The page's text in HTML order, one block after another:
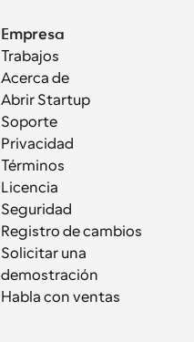
Empresa
Trabajos
Acerca de
Abrir Startup
Soporte
Privacidad
Términos
Licencia
Seguridad
Registro de cambios
Solicitar una
demostración
Habla con ventas